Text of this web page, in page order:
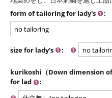
form of tailoring for lady's
:
size for lady's :
kurikoshi（Down dimension
for lad
: